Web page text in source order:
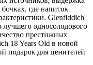
где напиток
Glenfiddich
односолодового
престижных
18 Years Old в новой
подарок для ценителей